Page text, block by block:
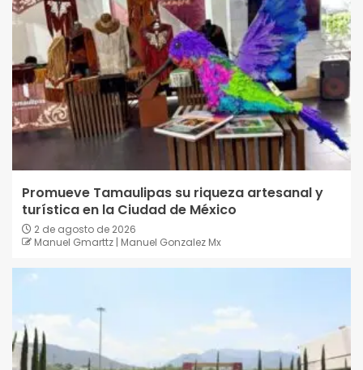
Promueve Tamaulipas su riqueza artesanal y
turística en la Ciudad de México
2 de agosto de 2026
Manuel Gmarttz | Manuel Gonzalez Mx